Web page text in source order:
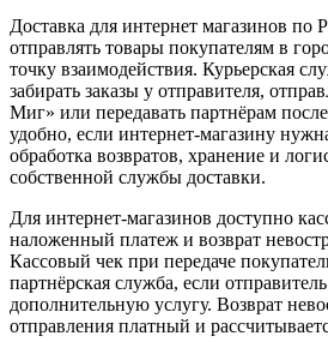
Доставка для интернет магазинов по
отправлять товары покупателям в
точку взаимодействия. Курьерская
забирать заказы у отправителя,
Миг» или передавать партнёрам
удобно, если интернет-магазину
обработка возвратов, хранение и
собственной службы доставки.
Для интернет-магазинов доступно
наложенный платеж и возврат
Кассовый чек при передаче
партнёрская служба, если
дополнительную услугу. Возврат
отправления платный и